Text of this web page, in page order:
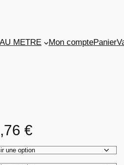
AU METRE Mon comptePanier
€P
l